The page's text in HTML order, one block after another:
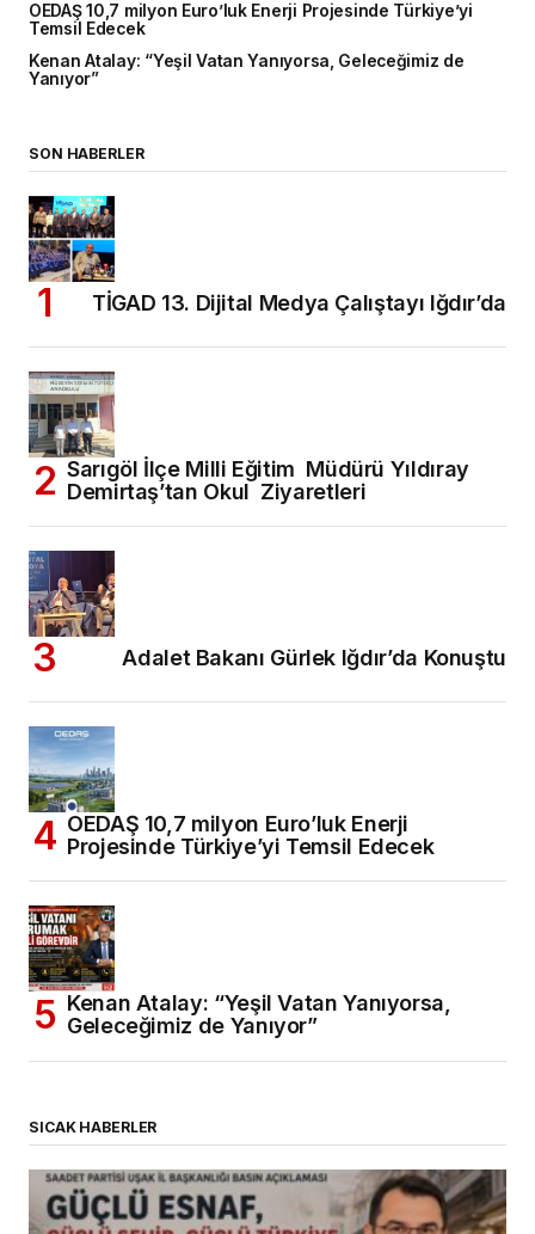
OEDAŞ 10,7 milyon Euro’luk Enerji Projesinde Türkiye’yi
Temsil Edecek
Kenan Atalay: “Yeşil Vatan Yanıyorsa, Geleceğimiz de
Yanıyor”
SON HABERLER
TİGAD 13. Dijital Medya Çalıştayı Iğdır’da
Sarıgöl İlçe Milli Eğitim Müdürü Yıldıray
Demirtaş’tan Okul Ziyaretleri
Adalet Bakanı Gürlek Iğdır’da Konuştu
OEDAŞ 10,7 milyon Euro’luk Enerji
Projesinde Türkiye’yi Temsil Edecek
Kenan Atalay: “Yeşil Vatan Yanıyorsa,
Geleceğimiz de Yanıyor”
SICAK HABERLER